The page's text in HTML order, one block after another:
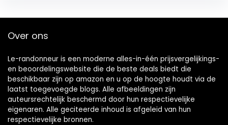
Over ons
Le-randonneur is een moderne alles-in-één prijsvergelijkings-
en beoordelingswebsite die de beste deals biedt die
beschikbaar zijn op amazon en u op de hoogte houdt via de
laatst toegevoegde blogs. Alle afbeeldingen zijn
auteursrechtelijk beschermd door hun respectievelijke
eigenaren. Alle geciteerde inhoud is afgeleid van hun
respectievelijke bronnen.